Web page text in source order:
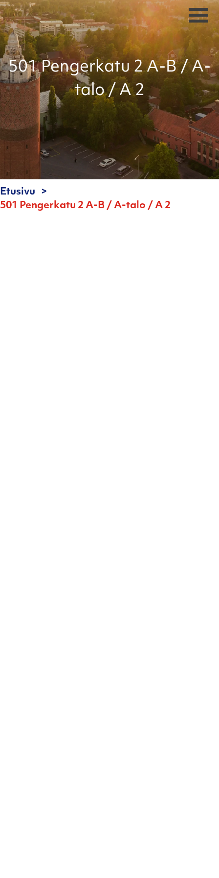
501 Pengerkatu 2 A-B / A-
talo / A 2
Etusivu
501 Pengerkatu 2 A-B / A-talo / A 2